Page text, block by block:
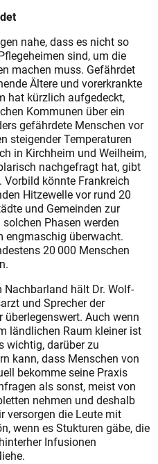
nahe, dass es nicht so
sind, um die
machen muss. Gefährdet
Ältere und vorerkrankte
hat kürzlich aufgedeckt,
Kommunen über ein
gefährdete Menschen vor
steigender Temperaturen
in Kirchheim und Weilheim,
nachgefragt hat, gibt
Vorbild könnte Frankreich
Hitzewelle vor rund 20
und Gemeinden zur
Phasen werden
engmaschig überwacht.
20 000 Menschen
hält Dr. Wolf-
und Sprecher der
Auch wenn
ländlichen Raum kleiner ist
wichtig, darüber zu
kann, dass Menschen von
bekomme seine Praxis
als sonst, meist von
nehmen und deshalb
versorgen die Leute mit
wenn es Stukturen gäbe, die
Infusionen